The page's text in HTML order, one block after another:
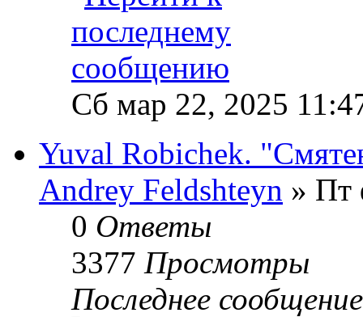
Сб мар 22, 2025
Yuval Robichek.
Andrey Feldshteyn » Пт
0 Ответы
3377 Просмотры
Последнее